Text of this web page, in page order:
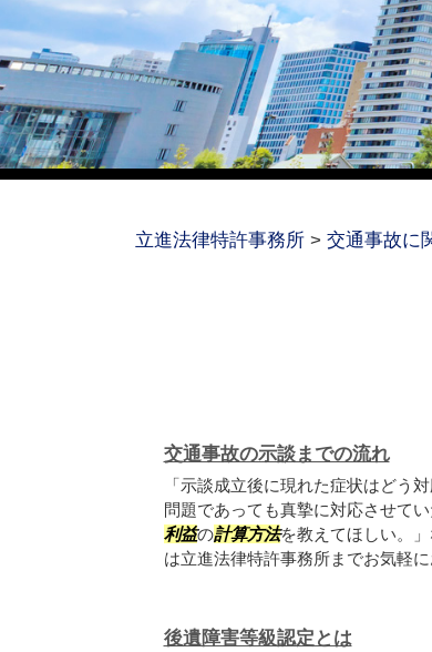
立進法律特許事務所 > 交通事故に
交通事故の示談までの流れ
「示談成立後に現れた症状はどう
問題であっても真摯に対応させて
利益の計算方法を教えてほしい。
は立進法律特許事務所までお気軽に
後遺障害等級認定とは